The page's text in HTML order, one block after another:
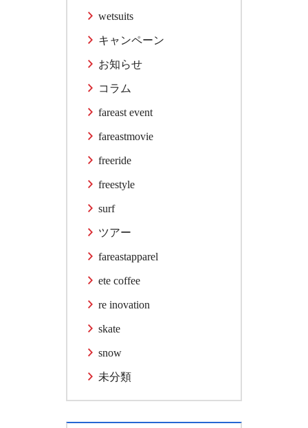
wetsuits
キャンペーン
お知らせ
コラム
fareast event
fareastmovie
freeride
freestyle
surf
ツアー
fareastapparel
ete coffee
re inovation
skate
snow
未分類